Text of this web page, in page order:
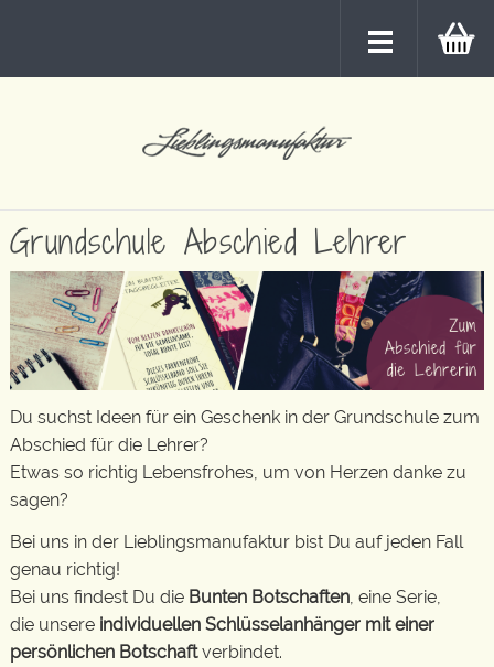
Grundschule Abschied Lehrer
Du suchst Ideen für ein Geschenk in der Grundschule zum
Abschied für die Lehrer?
Etwas so richtig Lebensfrohes, um von Herzen danke zu
sagen?
Bei uns in der Lieblingsmanufaktur bist Du auf jeden Fall
genau richtig!
Bei uns findest Du die Bunten Botschaften , eine Serie,
die unsere individuellen Schlüsselanhänger mit einer
persönlichen Botschaftverbindet.